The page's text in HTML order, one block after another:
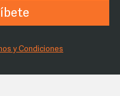
y Condiciones